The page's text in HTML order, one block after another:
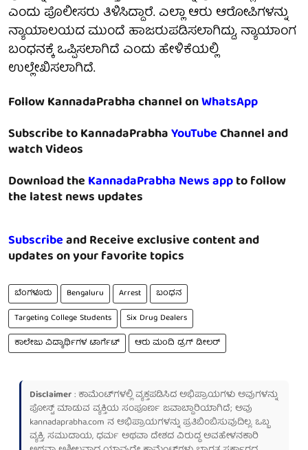
ಎಂದು ಪೊಲೀಸರು ತಿಳಿಸಿದ್ದಾರೆ. ಎಲ್ಲಾ ಆರು ಆರೋಪಿಗಳನ್ನು
ನ್ಯಾಯಾಲಯದ ಮುಂದೆ ಹಾಜರುಪಡಿಸಲಾಗಿದ್ದು, ನ್ಯಾಯಾಂಗ
ಬಂಧನಕ್ಕೆ ಒಪ್ಪಿಸಲಾಗಿದೆ ಎಂದು ಹೇಳಿಕೆಯಲ್ಲಿ
ಉಲ್ಲೇಖಿಸಲಾಗಿದೆ.
Follow KannadaPrabha channel onWhatsApp
Subscribe to KannadaPrabhaYouTubeChannel and
watch Videos
Download theKannadaPrabha News appto follow
the latest news updates
Subscribeand Receive exclusive content and
updates on your favorite topics
ಬೆಂಗಳೂರು Bengaluru Arrest
ಬಂಧನ
Targeting College Students
Six Drug Dealers
ಕಾಲೇಜು ವಿದ್ಯಾರ್ಥಿಗಳ ಟಾರ್ಗೆಟ್
ಆರು ಮಂದಿ ಡ್ರಗ್ ಡೀಲರ್
Disclaimer: ಕಾಮೆಂಟ್‌ಗಳಲ್ಲಿ ವ್ಯಕ್ತಪಡಿಸಿದ ಅಭಿಪ್ರಾಯಗಳು ಅವುಗಳನ್ನು
ಪೋಸ್ಟ್ ಮಾಡುವ ವ್ಯಕ್ತಿಯ ಸಂಪೂರ್ಣ ಜವಾಬ್ದಾರಿಯಾಗಿದೆ; ಅವು
kannadaprabha.com ನ ಅಭಿಪ್ರಾಯಗಳನ್ನು ಪ್ರತಿಬಿಂಬಿಸುವುದಿಲ್ಲ. ಒಬ್ಬ
ವ್ಯಕ್ತಿ, ಸಮುದಾಯ, ಧರ್ಮ ಅಥವಾ ದೇಶದ ವಿರುದ್ಧ ಅವಹೇಳನಕಾರಿ